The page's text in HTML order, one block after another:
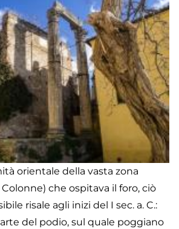
orientale della vasta zona
che ospitava il foro, ciò
risale agli inizi del I sec. a. C.:
del podio, sul quale poggiano